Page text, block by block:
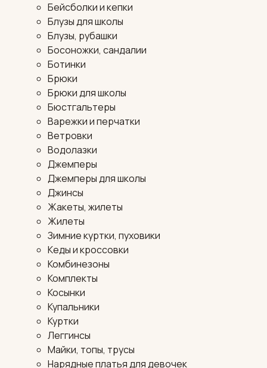
Бейсболки и кепки
Блузы для школы
Блузы, рубашки
Босоножки, сандалии
Ботинки
Брюки
Брюки для школы
Бюстгальтеры
Варежки и перчатки
Ветровки
Водолазки
Джемперы
Джемперы для школы
Джинсы
Жакеты, жилеты
Жилеты
Зимние куртки, пуховики
Кеды и кроссовки
Комбинезоны
Комплекты
Косынки
Купальники
Куртки
Леггинсы
Майки, топы, трусы
Нарядные платья для девочек